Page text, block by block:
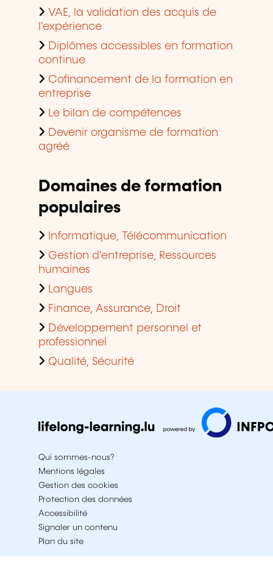
VAE, la validation des acquis de
l'expérience
Diplômes accessibles en formation
continue
Cofinancement de la formation en
entreprise
Le bilan de compétences
Devenir organisme de formation
agréé
Domaines de formation
populaires
Informatique, Télécommunication
Gestion d'entreprise, Ressources
humaines
Langues
Finance, Assurance, Droit
Développement personnel et
professionnel
Qualité, Sécurité
Qui sommes-nous?
Mentions légales
Gestion des cookies
Protection des données
Accessibilité
Signaler un contenu
Plan du site